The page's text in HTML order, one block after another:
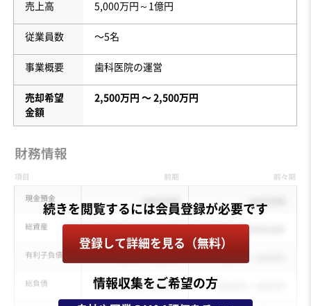
売上高 5,000万円～1億円
従業員数 〜5名
事業概要 歯科医院の運営
売却希望
金額
2,500万円 〜 2,500万円
登録して詳細を見る（無料）
情報収集をご希望の方